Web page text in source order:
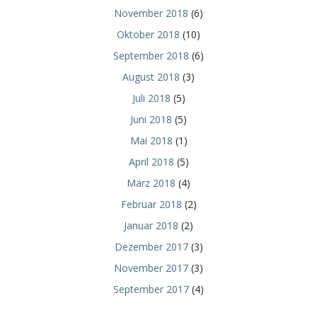
November 2018 (6)
Oktober 2018 (10)
September 2018 (6)
August 2018 (3)
Juli 2018 (5)
Juni 2018 (5)
Mai 2018 (1)
April 2018 (5)
März 2018 (4)
Februar 2018 (2)
Januar 2018 (2)
Dezember 2017(3)
November 2017 (3)
September 2017 (4)